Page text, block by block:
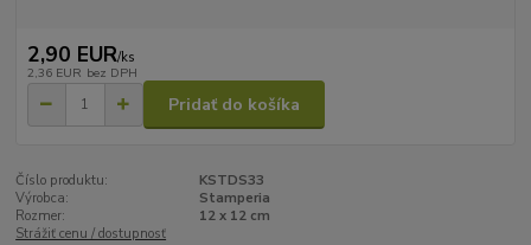
2,90 EUR/ks
2,36 EUR bez DPH
Pridať do košíka
Číslo produktu:
KSTDS33
Výrobca:
Stamperia
Rozmer:
12 x 12 cm
Strážiť cenu / dostupnosť